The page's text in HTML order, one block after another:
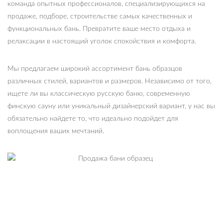
команда опытных профессионалов, специализирующихся на
продаже, подборе, строительстве самых качественных и
функциональных бань. Превратите ваше место отдыха и
релаксации в настоящий уголок спокойствия и комфорта.
Мы предлагаем широкий ассортимент бань образцов
различных стилей, вариантов и размеров. Независимо от того,
ищете ли вы классическую русскую баню, современную
финскую сауну или уникальный дизайнерский вариант, у нас вы
обязательно найдете то, что идеально подойдет для
воплощения ваших мечтаний.